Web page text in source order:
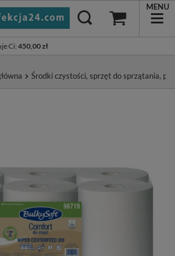
Ci: 450,00 zł
MENU
Środki czystości, sprzęt do sprzątania,